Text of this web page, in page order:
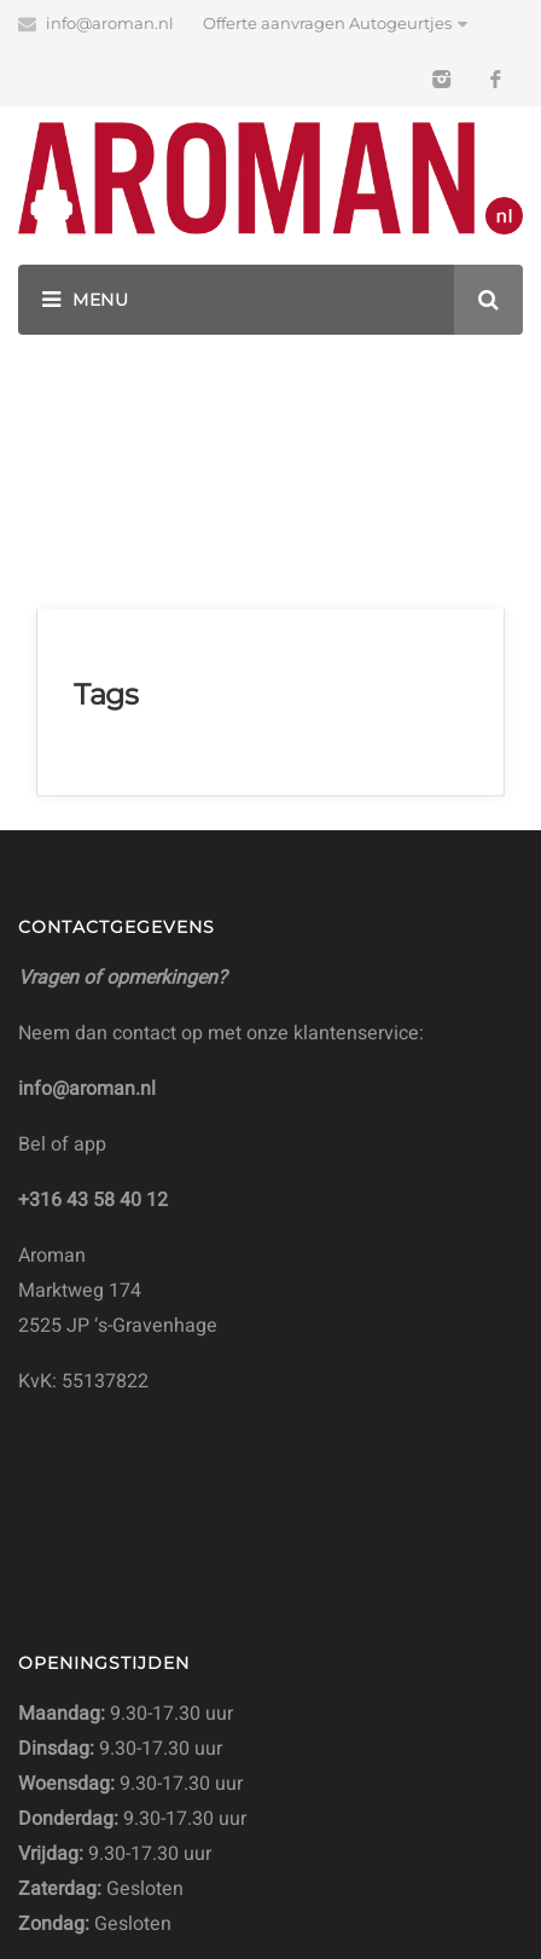
info@aroman.nl Offerte aanvragen Autogeurtjes
Blog
Latest News
GEURHANGERS BEDRUKKEN MET JOUW LOGO!
Tags
CONTACTGEGEVENS
Vragen of opmerkingen?
Neem dan contact op met onze klantenservice:
info@aroman.nl
Bel of app
+316 43 58 40 12
Aroman
Marktweg 174
2525 JP ‘s-Gravenhage
KvK: 55137822
OPENINGSTIJDEN
Maandag: 9.30-17.30 uur
Dinsdag: 9.30-17.30 uur
Woensdag: 9.30-17.30 uur
Donderdag: 9.30-17.30 uur
Vrijdag: 9.30-17.30 uur
Zaterdag: Gesloten
Zondag: Gesloten